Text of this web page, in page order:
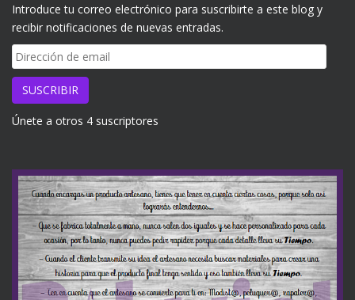
Introduce tu correo electrónico para suscribirte a este blog y
recibir notificaciones de nuevas entradas.
Dirección
de
email
SUSCRIBIR
Únete a otros 4 suscriptores